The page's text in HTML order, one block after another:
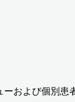
および個別患